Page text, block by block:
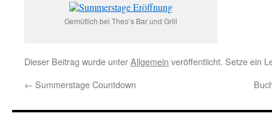
Gemütlich bei Theo’s Bar und Grill
Dieser Beitrag wurde unterAllgemein veröffentlicht. Setze ein
← Summerstage Countdown